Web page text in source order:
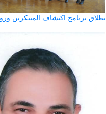
انطلاق برنامج اكتشاف المبتكرين